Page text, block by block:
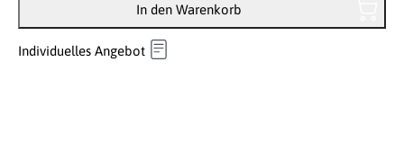
In den Warenkorb
Individuelles Angebot